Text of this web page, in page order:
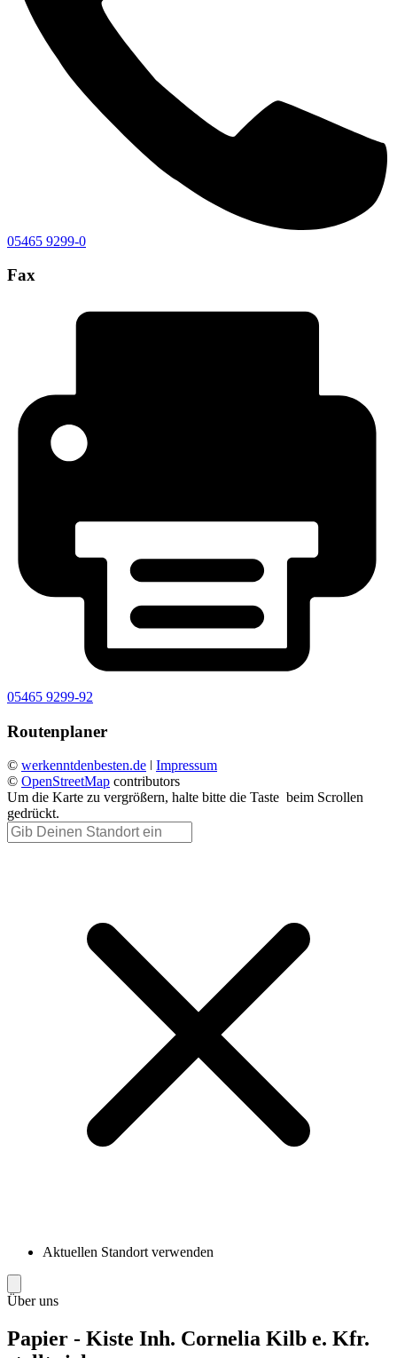
05465 9299-0
Fax
05465 9299-92
Routenplaner
© werkenntdenbesten.de ǀ Impressum
© OpenStreetMap contributors
Um die Karte zu vergrößern, halte bitte die Taste beim Scrollen
gedrückt.
Aktuellen Standort verwenden
Über uns
Papier - Kiste Inh. Cornelia Kilb e. Kfr.